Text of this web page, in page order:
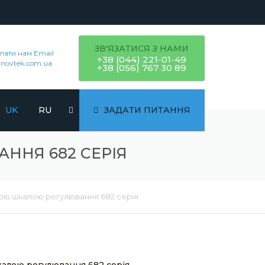
нам Email
ЗВ'ЯЗАТИСЯ З НАМИ
+38 (044) 221-01-49
+38 (056) 767 30 89
ЗАДАТИ ПИТАННЯ
UK RU
682 СЕРІЯ
шкалою регулювання 682 серія